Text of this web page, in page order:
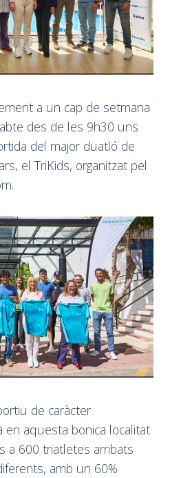
a un cap de setmana
des de les 9h30 uns
del major duatló de
el TriKids, organitzat pel
de caràcter
en aquesta bonica localitat
a 600 triatletes arribats
amb un 60%